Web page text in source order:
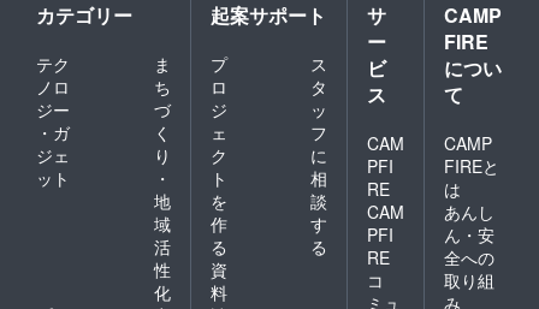
カテゴリー
テク
ノロ
ジー
・ガ
ジェ
ット
ま
ち
づ
く
り
・
地
域
活
性
化
起案サポート
プ
ロ
ジ
ェ
ク
ト
を
作
る
ス
タ
ッ
フ
に
相
談
す
る
資
料
サ
ー
ビ
ス
CAM
PFI
RE
CAM
PFI
RE
コ
ミュ
CAMP
FIRE
につい
て
CAMP
FIREと
は
あんし
ん・安
全への
取り組
み